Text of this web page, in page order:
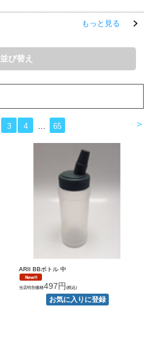
もっと見る
並び替え
>
3 4 … 65
ARII BBボトル 中
当店特別価格497円(税込)